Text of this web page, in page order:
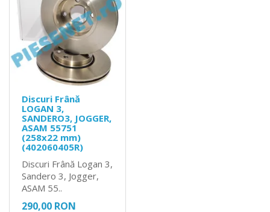
Discuri Frână
LOGAN 3,
SANDERO3, JOGGER,
ASAM 55751
(258x22 mm)
(402060405R)
Discuri Frână Logan 3,
Sandero 3, Jogger,
ASAM 55..
290,00 RON